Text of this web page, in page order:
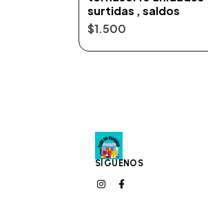
surtidas , saldos
$1.500
SÍGUENOS